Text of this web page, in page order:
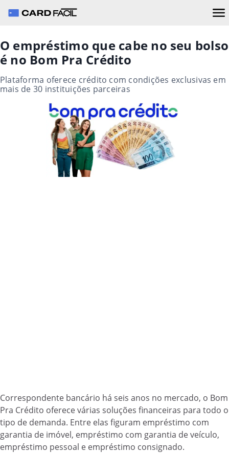
O empréstimo que cabe no seu bolso
é no Bom Pra Crédito
Plataforma oferece crédito com condições exclusivas em
mais de 30 instituições parceiras
Correspondente bancário há seis anos no mercado, o Bom
Pra Crédito oferece várias soluções financeiras para todo o
tipo de demanda. Entre elas figuram empréstimo com
garantia de imóvel, empréstimo com garantia de veículo,
empréstimo pessoal e empréstimo consignado.